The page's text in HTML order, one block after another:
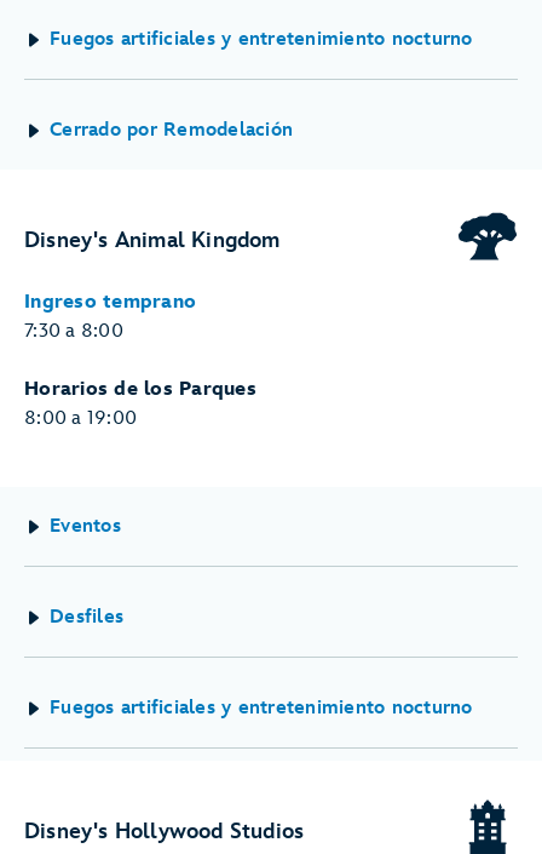
Fuegos artificiales y entretenimiento nocturno
Cerrado por Remodelación
Disney's Animal Kingdom
Ingreso temprano
7:30 a 8:00
Horarios de los Parques
8:00 a 19:00
Eventos
Desfiles
Fuegos artificiales y entretenimiento nocturno
Disney's Hollywood Studios